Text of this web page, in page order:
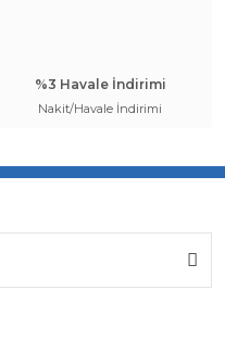
%3 Havale İndirimi
Nakit/Havale İndirimi